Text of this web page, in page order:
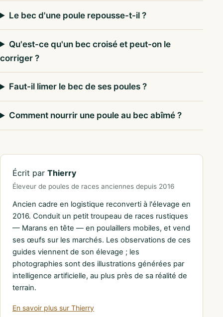
Le bec d'une poule repousse-t-il ?
Qu'est-ce qu'un bec croisé et peut-on le
corriger ?
Faut-il limer le bec de ses poules ?
Comment nourrir une poule au bec abîmé ?
Écrit par Thierry
Éleveur de poules de races anciennes depuis 2016
Ancien cadre en logistique reconverti à l'élevage en
2016. Conduit un petit troupeau de races rustiques
— Marans en tête — en poulaillers mobiles, et vend
ses œufs sur les marchés. Les observations de ces
guides viennent de son élevage ; les
photographies sont des illustrations générées par
intelligence artificielle, au plus près de sa réalité de
terrain.
En savoir plus sur Thierry